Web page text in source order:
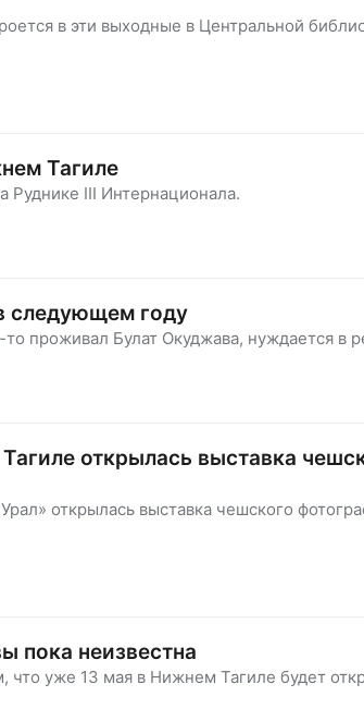
в эти выходные в Центральной
Тагиле
Руднике III Интернационала.
следующем году
проживал Булат Окуджава, нуждается в
открылась выставка
открылась выставка чешского
пока неизвестна
уже 13 мая в Нижнем Тагиле будет